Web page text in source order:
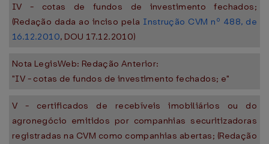
IV - cotas de fundos de investimento fechados;
(Redação dada ao inciso pela Instrução CVM nº 488, de
16.12.2010, DOU 17.12.2010)
Nota LegisWeb: Redação Anterior:
"IV - cotas de fundos de investimento fechados; e"
V - certificados de recebíveis imobiliários ou do
agronegócio emitidos por companhias securitizadoras
registradas na CVM como companhias abertas; (Redação